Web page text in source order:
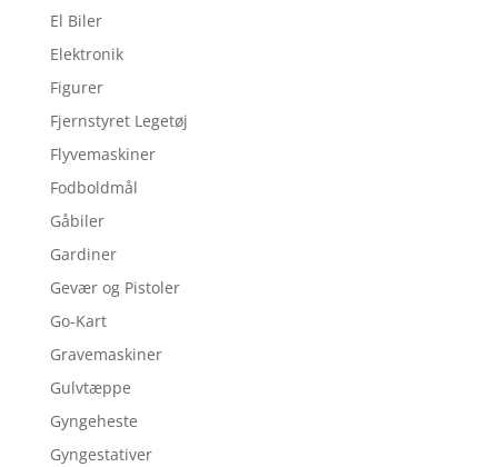
El Biler
Elektronik
Figurer
Fjernstyret Legetøj
Flyvemaskiner
Fodboldmål
Gåbiler
Gardiner
Gevær og Pistoler
Go-Kart
Gravemaskiner
Gulvtæppe
Gyngeheste
Gyngestativer